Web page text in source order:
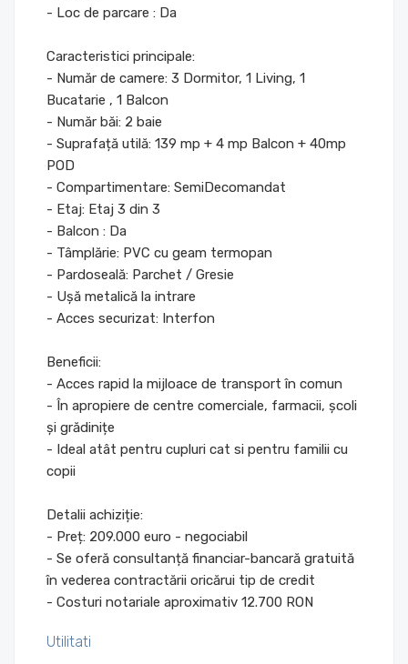
- Loc de parcare : Da
Caracteristici principale:
- Număr de camere: 3 Dormitor, 1 Living, 1
Bucatarie , 1 Balcon
- Număr băi: 2 baie
- Suprafață utilă: 139 mp + 4 mp Balcon + 40mp
POD
- Compartimentare: SemiDecomandat
- Etaj: Etaj 3 din 3
- Balcon : Da
- Tâmplărie: PVC cu geam termopan
- Pardoseală: Parchet / Gresie
- Ușă metalică la intrare
- Acces securizat: Interfon
Beneficii:
- Acces rapid la mijloace de transport în comun
- În apropiere de centre comerciale, farmacii, școli
și grădinițe
- Ideal atât pentru cupluri cat si pentru familii cu
copii
Detalii achiziție:
- Preț: 209.000 euro - negociabil
- Se oferă consultanță financiar-bancară gratuită
în vederea contractării oricărui tip de credit
- Costuri notariale aproximativ 12.700 RON
Utilitati